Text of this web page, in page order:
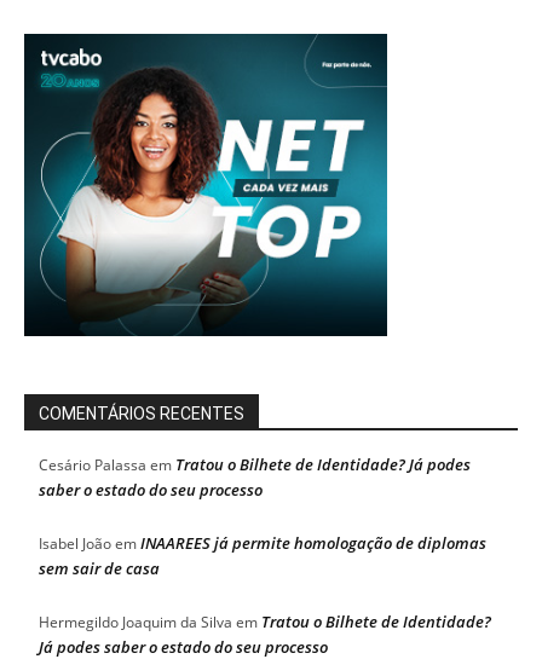
COMENTÁRIOS RECENTES
Cesário Palassa em Tratou o Bilhete de Identidade? Já podes
saber o estado do seu processo
Isabel JoãoemINAAREES já permite homologação de diplomas
sem sair de casa
Hermegildo Joaquim da Silva em Tratou o Bilhete de Identidade?
Já podes saber o estado do seu processo